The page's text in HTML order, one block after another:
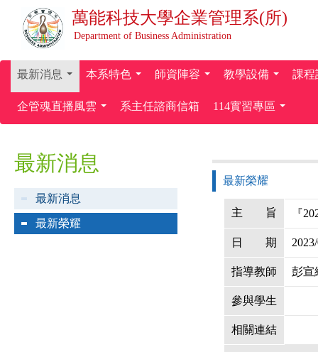
萬能科技大學企業管理系(所)
Department of Business Administration
最新消息 本系特色 師資陣容 教學設備 課程
企管魂直播風雲 系主任諮商信箱 114實習專區
最新消息
最新消息
最新榮耀
最新榮耀
主 旨 『
日 期
指導教師 彭宣
參與學生
相關連結